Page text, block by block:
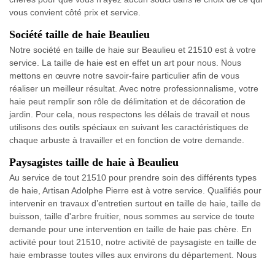
vous convient côté prix et service.
Société taille de haie Beaulieu
Notre société en taille de haie sur Beaulieu et 21510 est à votre
service. La taille de haie est en effet un art pour nous. Nous
mettons en œuvre notre savoir-faire particulier afin de vous
réaliser un meilleur résultat. Avec notre professionnalisme, votre
haie peut remplir son rôle de délimitation et de décoration de
jardin. Pour cela, nous respectons les délais de travail et nous
utilisons des outils spéciaux en suivant les caractéristiques de
chaque arbuste à travailler et en fonction de votre demande.
Paysagistes taille de haie à Beaulieu
Au service de tout 21510 pour prendre soin des différents types
de haie, Artisan Adolphe Pierre est à votre service. Qualifiés pour
intervenir en travaux d’entretien surtout en taille de haie, taille de
buisson, taille d'arbre fruitier, nous sommes au service de toute
demande pour une intervention en taille de haie pas chère. En
activité pour tout 21510, notre activité de paysagiste en taille de
haie embrasse toutes villes aux environs du département. Nous